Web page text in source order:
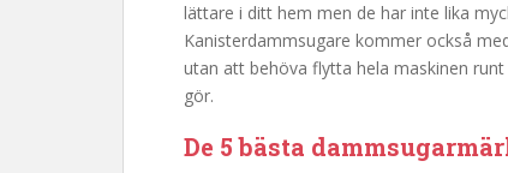
lättare i ditt hem men de har inte lika
Kanisterdammsugare kommer också
utan att behöva flytta hela maskinen
gör.
De 5 bästa